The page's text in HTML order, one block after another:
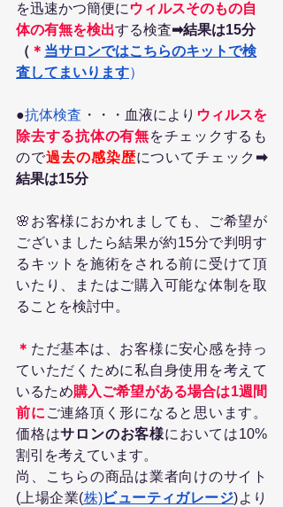
を迅速かつ簡便に ウィルスそのもの自
体の有無を検出する検査➡結果は15分
（ ＊ 当サロンではこちらのキットで検
査してまいります）
●抗体検査 ・・・血液により ウィルスを
除去する抗体の有無をチェックするも
ので過去の感染歴についてチェック ➡
結果は15分
🌸お客様におかれましても、ご希望が
ございましたら結果が約15分で判明す
るキットを施術をされる前に受けて頂
いたり、またはご購入可能な体制を取
ることを検討中。
＊ ただ基本は、お客様に安心感を持っ
ていただくために私自身使用を考えて
いるため購入ご希望がある場合は1週間
前に ご連絡頂く形になると思います。
価格はサロンのお客様においては10%
割引を考えています。
尚、こちらの商品は業者向けのサイト
(上場企業(株)ビューティガレージ)より